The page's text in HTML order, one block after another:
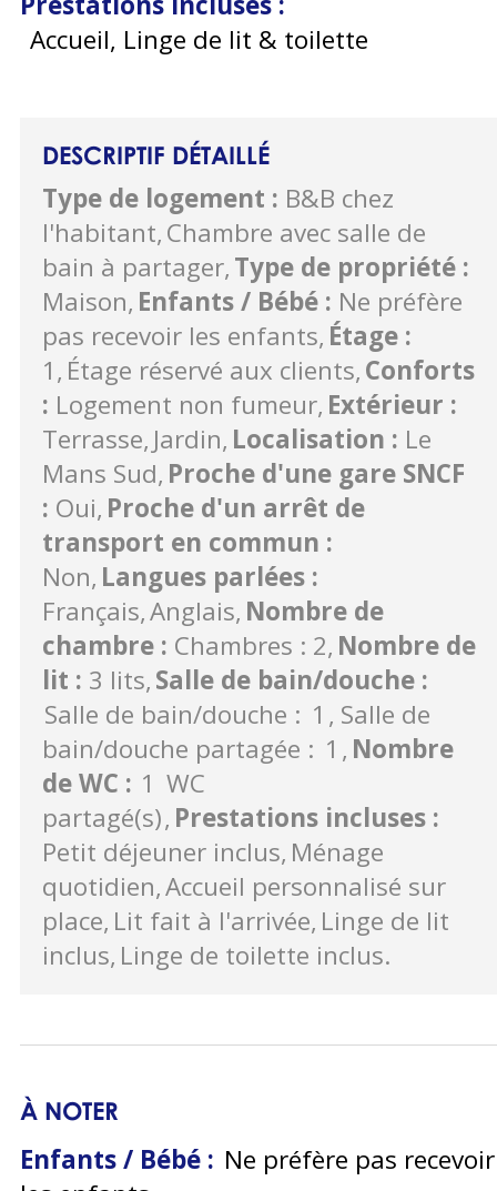
Accueil, Linge de lit & toilette
DESCRIPTIF DÉTAILLÉ
Type de logement : B&B chez
l'habitant Chambre avec salle de
bain à partager Type de propriété :
Maison Enfants / Bébé : Ne préfère
pas recevoir les enfants Étage :
1 Étage réservé aux clients Conforts
: Logement non fumeur Extérieur :
Terrasse Jardin Localisation : Le
Mans Sud Proche d'une gare SNCF
: Oui Proche d'un arrêt de
transport en commun :
Non Langues parlées :
Français Anglais Nombre de
chambre : Chambres : 2 Nombre de
lit : 3 lits Salle de bain/douche :
Salle de bain/douche : 1
Salle de
bain/douche partagée : 1 Nombre
de WC : 1 WC
partagé(s) Prestations incluses :
Petit déjeuner inclus Ménage
quotidien Accueil personnalisé sur
place Lit fait à l'arrivée Linge de lit
inclus Linge de toilette inclus
À NOTER
Enfants / Bébé : Ne préfère pas recevoir